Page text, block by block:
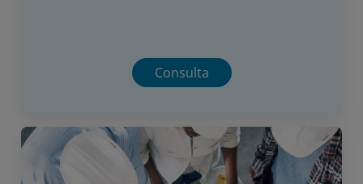
Consulta